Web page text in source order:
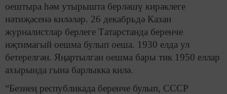
оештыра һәм утырышта берләшү кирәклеге
нәтиҗәсенә киләләр. 26 декабрьдә Казан
журналистлар берлеге Татарстанда беренче
иҗтимагый оешма булып оеша. 1930 елда ул
бетерелгән. Яңартылган оешма бары тик 1950 еллар
ахырында гына барлыкка килә.
“Безнең республикада беренче булып, СССР